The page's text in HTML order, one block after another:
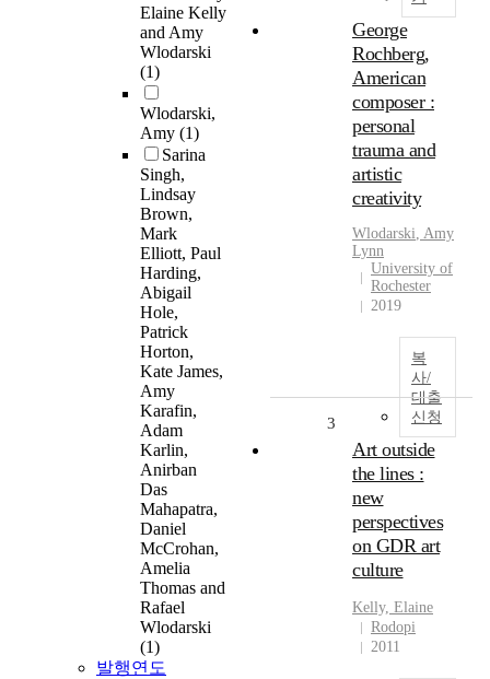
Elaine Kelly
and Amy
Wlodarski
(1)
Wlodarski,
Amy (1)
Sarina
Singh,
Lindsay
Brown,
Mark
Elliott, Paul
Harding,
Abigail
Hole,
Patrick
Horton,
Kate James,
Amy
Karafin,
Adam
Karlin,
Anirban
Das
Mahapatra,
Daniel
McCrohan,
Amelia
Thomas and
Rafael
Wlodarski
(1)
발행연도
George
Rochberg,
American
composer :
personal
trauma and
artistic
creativity
Wlodarski, Amy
Lynn
University of
Rochester
2019
복
사/
대출
신청
3
Art outside
the lines :
new
perspectives
on GDR art
culture
Kelly, Elaine
Rodopi
2011